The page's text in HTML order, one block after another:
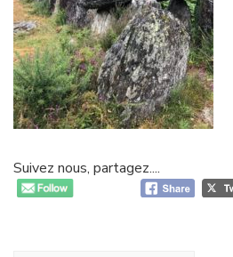
Suivez nous, partagez....